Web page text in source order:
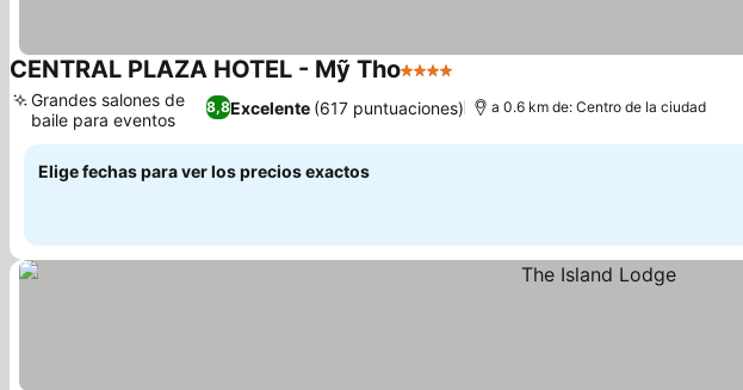
CENTRAL PLAZA HOTEL - Mỹ Tho4 Estrellas
8,8Excelente (617 puntuaciones)
Grandes salones de
baile para eventos
a 0.6 km de: Centro de la ciudad
Elige fechas para ver los precios exactos